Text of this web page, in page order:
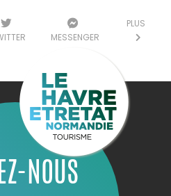
MESSENGER
PLUS
NOUS